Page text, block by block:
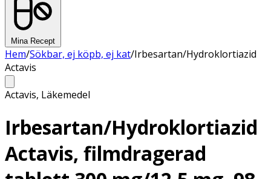
Mina Recept
Hem/Sökbar, ej köpb, ej kat/Irbesartan/Hydroklortiazid
Actavis
Actavis, Läkemedel
Irbesartan/Hydroklortiazid
Actavis, filmdragerad